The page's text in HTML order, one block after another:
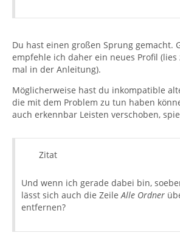
Du hast einen großen Sprung gemacht.
empfehle ich daher ein neues Profil (lies
mal in der Anleitung).
Möglicherweise hast du inkompatible
die mit dem Problem zu tun haben
auch erkennbar Leisten verschoben,
Zitat
Und wenn ich gerade dabei bin,
lässt sich auch die ZeileAlle Ordner
entfernen?